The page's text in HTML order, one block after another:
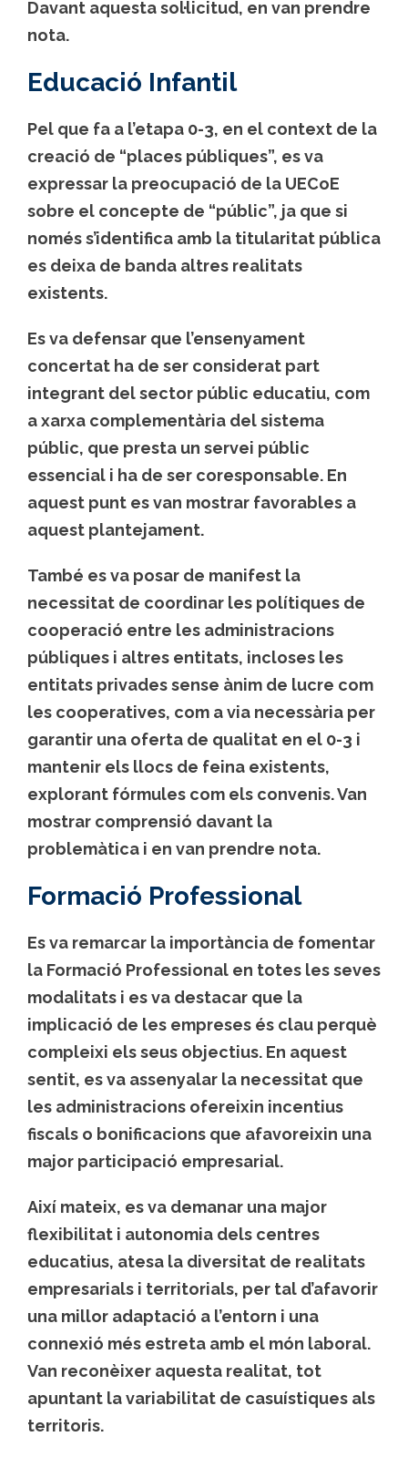
Davant aquesta sol·licitud, en van prendre
nota.
Educació Infantil
Pel que fa a l’etapa 0-3, en el context de la
creació de “places públiques”, es va
expressar la preocupació de la UECoE
sobre el concepte de “públic”, ja que si
només s’identifica amb la titularitat pública
es deixa de banda altres realitats
existents.
Es va defensar que l’ensenyament
concertat ha de ser considerat part
integrant del sector públic educatiu, com
a xarxa complementària del sistema
públic, que presta un servei públic
essencial i ha de ser coresponsable. En
aquest punt es van mostrar favorables a
aquest plantejament.
També es va posar de manifest la
necessitat de coordinar les polítiques de
cooperació entre les administracions
públiques i altres entitats, incloses les
entitats privades sense ànim de lucre com
les cooperatives, com a via necessària per
garantir una oferta de qualitat en el 0-3 i
mantenir els llocs de feina existents,
explorant fórmules com els convenis. Van
mostrar comprensió davant la
problemàtica i en van prendre nota.
Formació Professional
Es va remarcar la importància de fomentar
la Formació Professional en totes les seves
modalitats i es va destacar que la
implicació de les empreses és clau perquè
compleixi els seus objectius. En aquest
sentit, es va assenyalar la necessitat que
les administracions ofereixin incentius
fiscals o bonificacions que afavoreixin una
major participació empresarial.
Així mateix, es va demanar una major
flexibilitat i autonomia dels centres
educatius, atesa la diversitat de realitats
empresarials i territorials, per tal d’afavorir
una millor adaptació a l’entorn i una
connexió més estreta amb el món laboral.
Van reconèixer aquesta realitat, tot
apuntant la variabilitat de casuístiques als
territoris.